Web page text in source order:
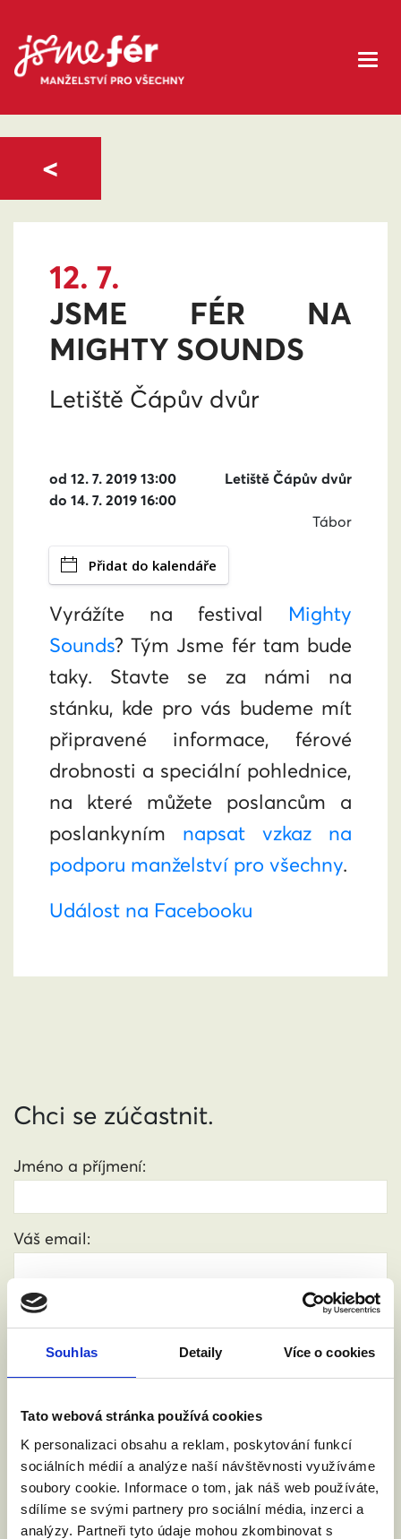
Souhlas Detaily Více o cookies
Tato webová stránka používá cookies
K personalizaci obsahu a reklam, poskytování funkcí
sociálních médií a analýze naší návštěvnosti využíváme
soubory cookie. Informace o tom, jak náš web používáte,
sdílíme se svými partnery pro sociální média, inzerci a
analýzy. Partneři tyto údaje mohou zkombinovat s
12. 7.
JSME FÉR NA
MIGHTY SOUNDS
Letiště Čápův dvůr
od 12. 7. 2019 13:00
do 14. 7. 2019 16:00
Letiště Čápův dvůr
Tábor
Přidat do kalendáře
Vyrážíte na festival Mighty
Sounds? Tým Jsme fér tam bude
taky. Stavte se za námi na
stánku, kde pro vás budeme mít
připravené informace, férové
drobnosti a speciální pohlednice,
na které můžete poslancům a
poslankyním napsat vzkaz na
podporu manželství pro všechny.
Událost na Facebooku
<
Chci se zúčastnit.
Jméno a příjmení:
Váš email:
Kde žijete?
Souhlasím se zpracováním osobních údajů podle
zákona č. 101/2000 Sb. Přečíst